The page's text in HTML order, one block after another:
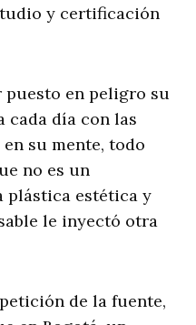
y certificación
puesto en peligro su
cada día con las
su mente, todo
no es un
plástica estética y
le inyectó otra
de la fuente,